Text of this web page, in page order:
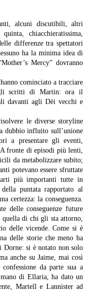
alcuni discutibili, altri
chiacchieratissima,
differenze tra spettatori
ha la minima idea di
Mercy” dovranno
cominciato a tracciare
scritti di Martin: ora il
davanti agli Dèi vecchi e
le diverse storyline
dubbio influito sull’unione
a presentare gli eventi,
fronte di episodi più lenti,
da metabolizzare subito;
potevano essere sfruttate
più importanti tutte in
puntata rapportato al
certezza: la conseguenza.
delle conseguenze future
di chi gli sta attorno,
delle vicende. Come si è
delle storie che meno ha
Dorne: si è notato non solo
anche su Jaime, mai così
da parte sua a
di Ellaria, ha dato un
Martell e Lannister ad